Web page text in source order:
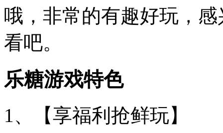
哦，非常的有趣好玩，
看吧。
乐糖游戏特色
1、【享福利抢鲜玩】